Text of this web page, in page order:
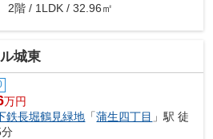
2階 / 1LDK / 32.96㎡
城東
万円
鉄長堀鶴見緑地 「蒲生四丁目 」駅 徒